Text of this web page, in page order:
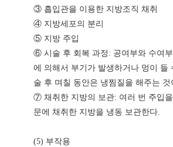
③ 흡입관을 이용한 지방조직 채취
④ 지방세포의 분리
⑤ 지방 주입
⑥ 시술 후 회복 과정: 공여부와 수여
에 의해서 부기가 발생하거나 멍이 들
술 후 며칠 동안은 냉찜질을 해주는 것
⑦ 채취한 지방의 보관: 여러 번 주입
문에 채취한 지방을 냉동 보관한다.
(5) 부작용